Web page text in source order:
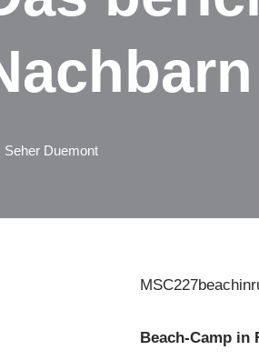
Seher Duemont
Beach-Camp in